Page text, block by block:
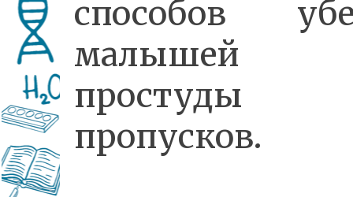
способов
малышей
пропусков.